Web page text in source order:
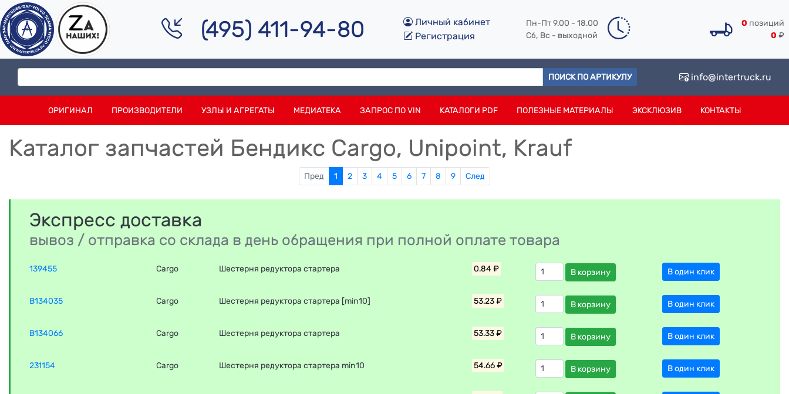
(495) 411-94-80
Личный кабинет
Регистрация
Пн-Пт 9.00 - 18.00
Сб, Вс - выходной
0 позиций
0 ₽
ПОИСК ПО АРТИКУЛУ info@intertruck.ru
ОРИГИНАЛ ПРОИЗВОДИТЕЛИ УЗЛЫ И АГРЕГАТЫ МЕДИАТЕКА ЗАПРОС ПО VIN КАТАЛОГИ PDF ПОЛЕЗНЫЕ МАТЕРИАЛЫ ЭКСКЛЮЗИВ КОНТАКТЫ
Каталог запчастей Бендикс Cargo, Unipoint, Krauf
Пред 1 2 3 4 5 6 7 8 9 След
Экспресс доставка
вывоз / отправка со склада в день обращения при полной оплате товара
139455 Cargo Шестерня редуктора стартера 0.84 ₽ В корзину В один клик
B134035 Cargo Шестерня редуктора стартера [min10] 53.23 ₽ В корзину В один клик
B134066 Cargo Шестерня редуктора стартера 53.33 ₽ В корзину В один клик
231154 Cargo Шестерня редуктора стартера min10 54.66 ₽ В корзину В один клик